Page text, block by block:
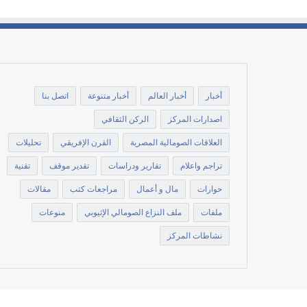
أخبار أخبار العالم أخبار متنوعة اتصل بنا
اصدارات المركز الركن الثقافي
العلاقات الصومالية المصرية القرن الإفريقي تحليلات
تراجم واعلام تقارير ودراسات تقدير موقف تقنية
حوارات مال و أعمال مراجعات كتب مقالات
ملفات ملف النزاع الصومالي الإثيوبي منوعات
نشاطات المركز